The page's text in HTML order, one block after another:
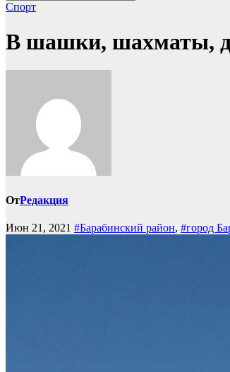
Спорт
В шашки, шахматы,
ОтРедакция
Июн 21, 2021 #Барабинский район, #город